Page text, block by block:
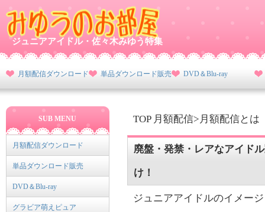
ジュニアアイドル・佐々木みゆう特集
月額配信ダウンロード 単品ダウンロード販売 DVD＆Blu-ray
TOP 月額配信>月額配信とは
廃盤・発禁・レアなアイド
け！
ジュニアアイドルのイメー
SUB MENU
月額配信ダウンロード
単品ダウンロード販売
DVD＆Blu-ray
グラビア萌えピュア